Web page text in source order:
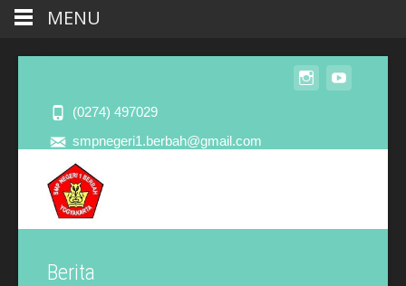
(0274) 497029
smpnegeri1.berbah@gmail.com
Berita
MENU